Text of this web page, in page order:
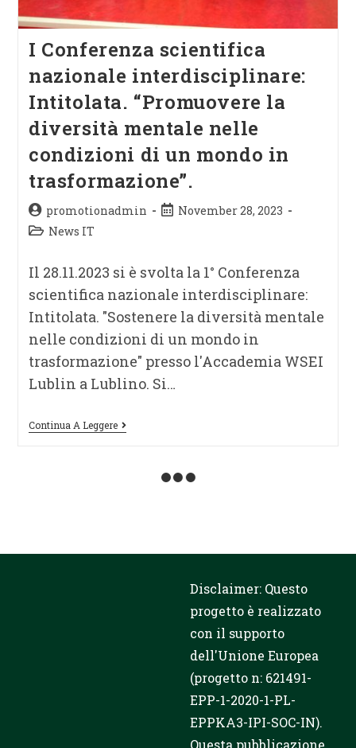
I Conferenza scientifica
nazionale interdisciplinare:
Intitolata. “Promuovere la
diversità mentale nelle
condizioni di un mondo in
trasformazione”.
promotionadmin
November 28, 2023
News IT
Il 28.11.2023 si è svolta la 1° Conferenza
scientifica nazionale interdisciplinare:
Intitolata. "Sostenere la diversità mentale
nelle condizioni di un mondo in
trasformazione" presso l'Accademia WSEI
Lublin a Lublino. Si…
Continua A Leggere
progetto tra i rappresentanti
delle imprese di Lublino
November 17, 2023
Il Forum 2023, organizzato dall'Università
WSEI, si è concentrato sui problemi di
funzionamento delle imprese, dei
governi locali e delle strutture sociali e